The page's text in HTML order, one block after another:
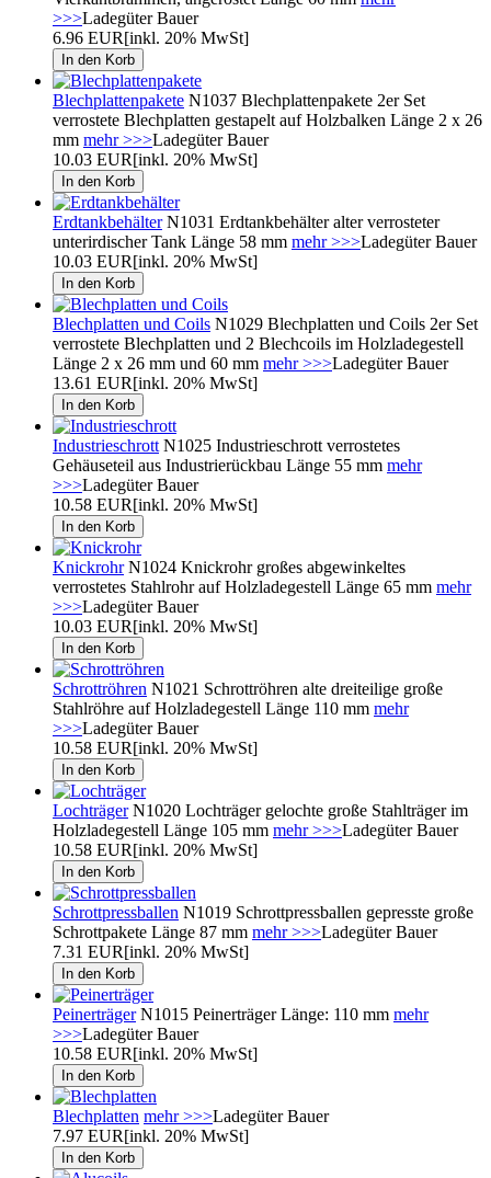
>>>Ladegüter Bauer
6.96 EUR[inkl. 20% MwSt]
Blechplattenpakete N1037 Blechplattenpakete 2er Set
verrostete Blechplatten gestapelt auf Holzbalken Länge 2 x 26
mm mehr >>>Ladegüter Bauer
10.03 EUR[inkl. 20% MwSt]
ErdtankbehälterN1031 Erdtankbehälter alter verrosteter
unterirdischer Tank Länge 58 mm mehr >>>Ladegüter Bauer
10.03 EUR[inkl. 20% MwSt]
Blechplatten und Coils N1029 Blechplatten und Coils 2er Set
verrostete Blechplatten und 2 Blechcoils im Holzladegestell
Länge 2 x 26 mm und 60 mm mehr >>>Ladegüter Bauer
13.61 EUR[inkl. 20% MwSt]
Industrieschrott N1025 Industrieschrott verrostetes
Gehäuseteil aus Industrierückbau Länge 55 mm mehr
>>>Ladegüter Bauer
10.58 EUR[inkl. 20% MwSt]
KnickrohrN1024 Knickrohr großes abgewinkeltes
verrostetes Stahlrohr auf Holzladegestell Länge 65 mm mehr
>>>Ladegüter Bauer
10.03 EUR[inkl. 20% MwSt]
Schrottröhren N1021 Schrottröhren alte dreiteilige große
Stahlröhre auf Holzladegestell Länge 110 mm mehr
>>>Ladegüter Bauer
10.58 EUR[inkl. 20% MwSt]
LochträgerN1020 Lochträger gelochte große Stahlträger im
Holzladegestell Länge 105 mm mehr >>>Ladegüter Bauer
10.58 EUR[inkl. 20% MwSt]
Schrottpressballen N1019 Schrottpressballen gepresste große
Schrottpakete Länge 87 mm mehr >>>Ladegüter Bauer
7.31 EUR[inkl. 20% MwSt]
PeinerträgerN1015 Peinerträger Länge: 110 mm mehr
>>>Ladegüter Bauer
10.58 EUR[inkl. 20% MwSt]
Blechplatten mehr >>>Ladegüter Bauer
7.97 EUR[inkl. 20% MwSt]